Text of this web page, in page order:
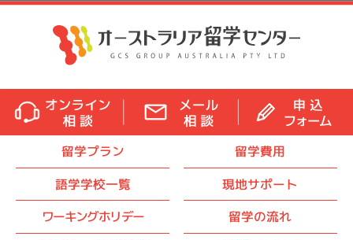
留学プラン
留学費用
語学学校一覧
現地サポート
ワーキングホリデー
留学の流れ